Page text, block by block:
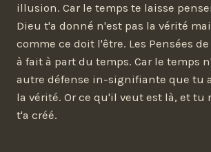
illusion. Car le temps te laisse
Dieu t'a donné n'est pas la vérité
comme ce doit l'être. Les Pensées
à fait à part du temps. Car le temps
autre défense in-signifiante que tu
la vérité. Or ce qu'il veut est là, et tu
t'a créé.